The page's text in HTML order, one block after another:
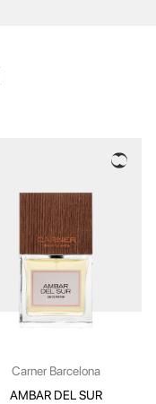
Carner Barcelona
AMBAR DEL SUR